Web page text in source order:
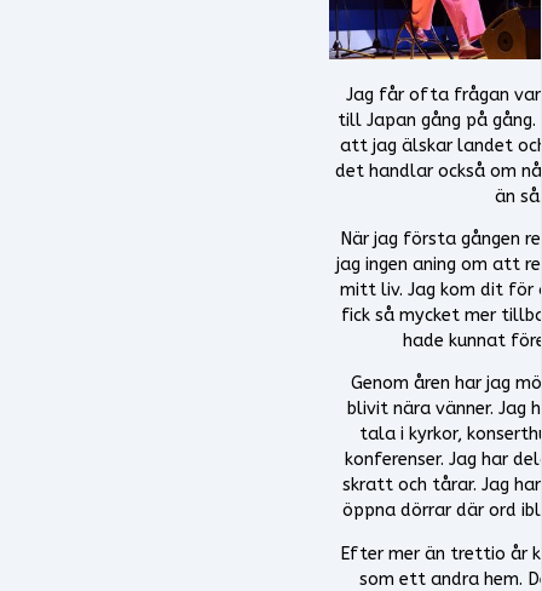
Jag får ofta frågan
till Japan gång på
att jag älskar landet
det handlar också om
än så.
När jag första gången
jag ingen aning om att
mitt liv. Jag kom dit för
fick så mycket mer
hade kunnat
Genom åren har jag
blivit nära vänner. Jag
tala i kyrkor,
konferenser. Jag har
skratt och tårar. Jag
öppna dörrar där ord
Efter mer än trettio år
som ett andra hem.